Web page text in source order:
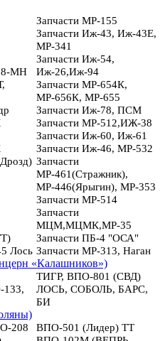
Запчасти МР-155
Запчасти Иж-43, Иж-43Е,
МР-341
МН
Запчасти Иж-54,
Иж-26,Иж-94
Запчасти МР-654К,
МР-656К, МР-655
Запчасти Иж-78, ПСМ
Запчасти МР-512,ИЖ-38
Запчасти Иж-60, Иж-61
Запчасти Иж-46, МР-532
Запчасти
МР-461(Стражник),
МР-446(Ярыгин), МР-353
Запчасти МР-514
Запчасти
МЦМ,МЦМК,МР-35
Запчасти ПБ-4 "ОСА"
Лось Запчасти МР-313, Наган
«Калашников»)
133,
ТИГР, ВПО-801 (СВД)
ЛОСЬ, СОБОЛЬ, БАРС,
БИ
208
ВПО-501 (Лидер) ТТ